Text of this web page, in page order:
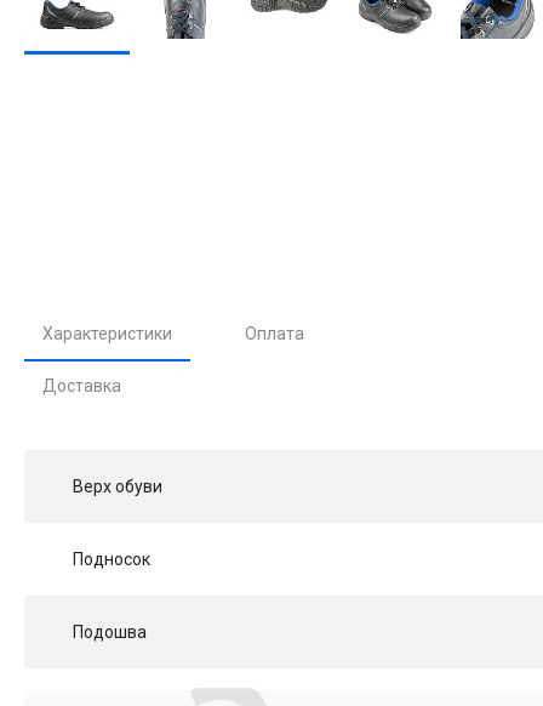
Характеристики Оплата
Доставка
Верх обуви
Подносок
Подошва